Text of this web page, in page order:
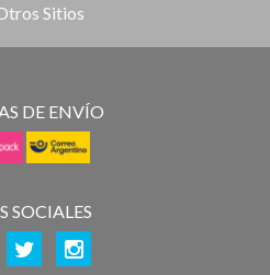
Sitios
DE ENVÍO
SOCIALES